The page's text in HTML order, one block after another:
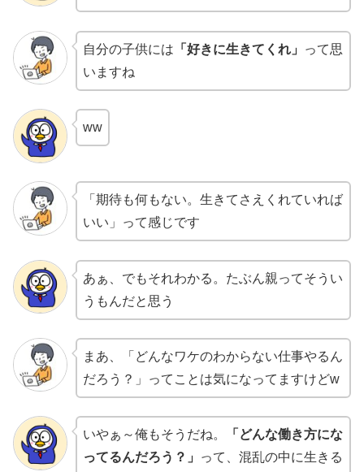
自分の子供には 「好きに生きてくれ」
って思
いますね
ww
「期待も何もない。生きてさえくれていれば
いい」って感じです
あぁ、でもそれわかる。たぶん親ってそうい
うもんだと思う
まあ、「どんなワケのわからない仕事やるん
だろう？」ってことは気になってますけどw
いやぁ～俺もそうだね。
「どんな働き方にな
ってるんだろう？」
って、混乱の中に生きる